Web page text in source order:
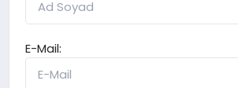
E-Mail: